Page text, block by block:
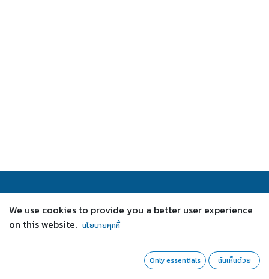
เกี่ยวกับเรา
เราเป็นทีมที่มีความกระตือรือร้นและมีเป้าหมายเพื่อปรับปรุง
ผลิตภัณฑ์ที่ยอดเยี่ยมเพื่อแก้ปัญหาธุรกิจของคุณ
We use cookies to provide you a better user experience
on this website. นโยบายคุกกี้
Only essentials ฉันเห็นด้วย